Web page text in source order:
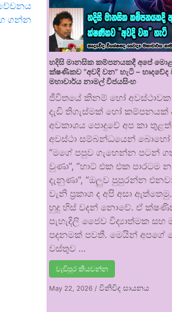
ගන්න
හදිසි මානසික කම්පනයකදී අපේ
ක්ෂණිකව “අවදි වන” හැටි –
මහාචාර්ය නාමල් විජයසිංහ
ජීවිතයේ කිනම් හෝ
දැඩි තිගැස්මක් හෝ කම්පනයක්
අවකාශය පොදුවේ අප කා
අවස්ථා සම්බන්ධයෙන්
“මගේ පපුව ගැහෙන්න පටන්
වුණා”, “හාට් එක එක පාරටම
දැනුණා”, “ඔලුව පුපුරන්න
වැනි ප්‍රකාශ ද අපි අසා
හුදු හිස් වදන් නොවේ. ඒ ක්ෂණික
පැහැදිලි ජෛව විද්‍යාත්මක සහ
පදනමක් පවතී. මෙයින් අපගේ
වස්තුව …
වැඩිපුර කියවන්න
May 22, 2026 /විනිවිද සායනය